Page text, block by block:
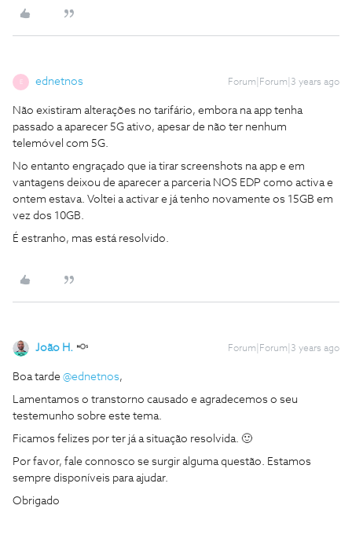
ednetnos Forum|Forum|3 years ago
Não existiram alterações no tarifário, embora na app tenha
passado a aparecer 5G ativo, apesar de não ter nenhum
telemóvel com 5G.
No entanto engraçado que ia tirar screenshots na app e em
vantagens deixou de aparecer a parceria NOS EDP como activa e
ontem estava. Voltei a activar e já tenho novamente os 15GB em
vez dos 10GB.
É estranho, mas está resolvido.
João H. Forum|Forum|3 years ago
Boa tarde @ednetnos,
Lamentamos o transtorno causado e agradecemos o seu
testemunho sobre este tema.
Ficamos felizes por ter já a situação resolvida. 🙂
Por favor, fale connosco se surgir alguma questão. Estamos
sempre disponíveis para ajudar.
Obrigado